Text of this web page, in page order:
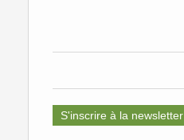
S'inscrire à la newsletter